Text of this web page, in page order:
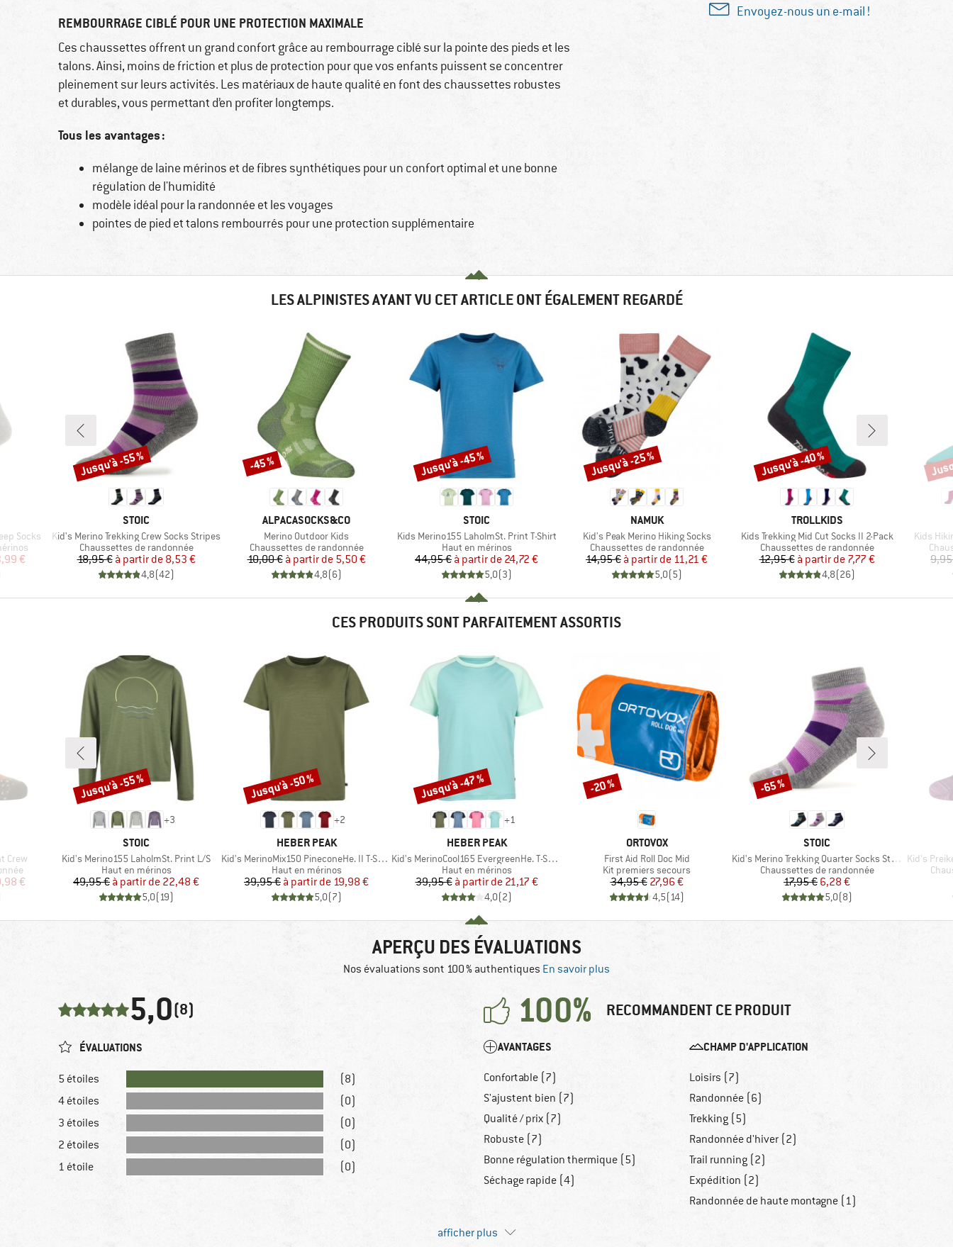
REMBOURRAGE CIBLÉ POUR UNE PROTECTION MAXIMALE
Ces chaussettes offrent un grand confort grâce au rembourrage ciblé sur la pointe des pieds et les
talons. Ainsi, moins de friction et plus de protection pour que vos enfants puissent se concentrer
pleinement sur leurs activités. Les matériaux de haute qualité en font des chaussettes robustes
et durables, vous permettant d’en profiter longtemps.
Tous les avantages :
mélange de laine mérinos et de fibres synthétiques pour un confort optimal et une bonne
régulation de l'humidité
modèle idéal pour la randonnée et les voyages
pointes de pied et talons rembourrés pour une protection supplémentaire
Envoyez-nous un e-mail !
LES ALPINISTES AYANT VU CET ARTICLE ONT ÉGALEMENT REGARDÉ
Socks
€
MARQUE
STOIC
Article
Kid's Merino Trekking Crew Socks Stripes
Product group
Chaussettes de randonnée
Prix
18,95 € Prix réduit
à partir de 8,53 €
4,8(42)
Remise
Jusqu'à -55 %
MARQUE
ALPACASOCKS&CO
Article
Merino Outdoor Kids
Product group
Chaussettes de randonnée
Prix
10,00 € Prix réduit
à partir de 5,50 €
4,8(6)
Remise
-45 %
MARQUE
STOIC
Article
Kids Merino155 LaholmSt. Print T-Shirt
Product group
Haut en mérinos
Prix
44,95 € Prix réduit
à partir de 24,72 €
5,0(3)
Remise
Jusqu'à -45 %
MARQUE
NAMUK
Article
Kid's Peak Merino Hiking Socks
Product group
Chaussettes de randonnée
Prix
14,95 € Prix réduit
à partir de 11,21 €
5,0(5)
Remise
Jusqu'à -25 %
MARQUE
TROLLKIDS
Article
Kids Trekking Mid Cut Socks II 2-Pack
Product group
Chaussettes de randonnée
Prix
12,95 € Prix réduit
à partir de 7,77 €
4,8(26)
Remise
Jusqu'à -40 %
Article
Kids
CES PRODUITS SONT PARFAITEMENT ASSORTIS
Crew
€
+3
MARQUE
STOIC
Article
Kid's Merino155 LaholmSt. Print L/S
Product group
Haut en mérinos
Prix
49,95 € Prix réduit
à partir de 22,48 €
5,0(19)
Remise
Jusqu'à -55 %
+2
MARQUE
HEBER PEAK
Article
Kid's MerinoMix150 PineconeHe. II T-Shirt
Product group
Haut en mérinos
Prix
39,95 € Prix réduit
à partir de 19,98 €
5,0(7)
Remise
Jusqu'à -50 %
+1
MARQUE
HEBER PEAK
Article
Kid's MerinoCool165 EvergreenHe. T-Shirt
Product group
Haut en mérinos
Prix
39,95 € Prix réduit
à partir de 21,17 €
4,0(2)
Remise
Jusqu'à -47 %
MARQUE
ORTOVOX
Article
First Aid Roll Doc Mid
Product group
Kit premiers secours
Prix
34,95 €Prix réduit
27,96 €
4,5(14)
Remise
-20 %
MARQUE
STOIC
Article
Kid's Merino Trekking Quarter Socks Striped
Product group
Chaussettes de randonnée
Prix
17,95 €Prix réduit
6,28 €
5,0(8)
Remise
-65 %
Article
Kid's
APERÇU DES ÉVALUATIONS
Nos évaluations sont 100 % authentiques En savoir plus
5,0(8) 100% RECOMMANDENT CE PRODUIT
ÉVALUATIONS
5 étoiles
(8)
4 étoiles
(0)
3 étoiles
(0)
2 étoiles
(0)
1 étoile
(0)
AVANTAGES
Confortable (7)
S'ajustent bien (7)
Qualité / prix (7)
Robuste (7)
Bonne régulation thermique (5)
Séchage rapide (4)
CHAMP D'APPLICATION
Loisirs (7)
Randonnée (6)
Trekking (5)
Randonnée d'hiver (2)
Trail running (2)
Expédition (2)
Randonnée de haute montagne (1)
afficher plus